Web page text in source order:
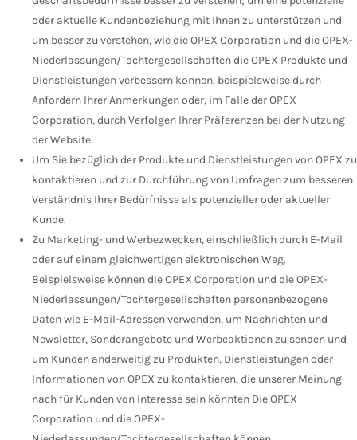
oder aktuelle Kundenbeziehung mit Ihnen zu unterstützen und
um besser zu verstehen, wie die OPEX Corporation und die OPEX-
Niederlassungen/Tochtergesellschaften die OPEX Produkte und
Dienstleistungen verbessern können, beispielsweise durch
Anfordern Ihrer Anmerkungen oder, im Falle der OPEX
Corporation, durch Verfolgen Ihrer Präferenzen bei der Nutzung
der Website.
Um Sie bezüglich der Produkte und Dienstleistungen von OPEX zu
kontaktieren und zur Durchführung von Umfragen zum besseren
Verständnis Ihrer Bedürfnisse als potenzieller oder aktueller
Kunde.
Zu Marketing- und Werbezwecken, einschließlich durch E-Mail
oder auf einem gleichwertigen elektronischen Weg.
Beispielsweise können die OPEX Corporation und die OPEX-
Niederlassungen/Tochtergesellschaften personenbezogene
Daten wie E-Mail-Adressen verwenden, um Nachrichten und
Newsletter, Sonderangebote und Werbeaktionen zu senden und
um Kunden anderweitig zu Produkten, Dienstleistungen oder
Informationen von OPEX zu kontaktieren, die unserer Meinung
nach für Kunden von Interesse sein könnten Die OPEX
Corporation und die OPEX-